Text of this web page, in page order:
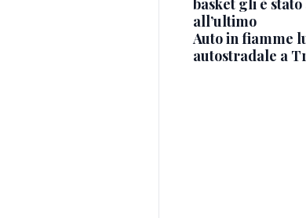
basket gli è
all’ultimo
Auto in fiamme
autostradale a